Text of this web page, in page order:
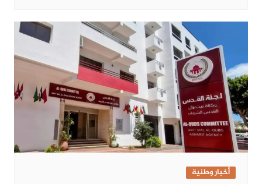
أخبار وطنية